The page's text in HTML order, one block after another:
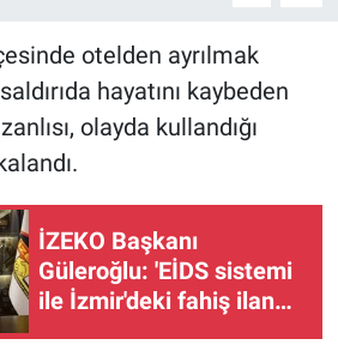
otelden ayrılmak
hayatını kaybeden
olayda kullandığı
İZEKO Başkanı
Güleroğlu: 'EİDS sistemi
ile İzmir'deki fahiş ilan